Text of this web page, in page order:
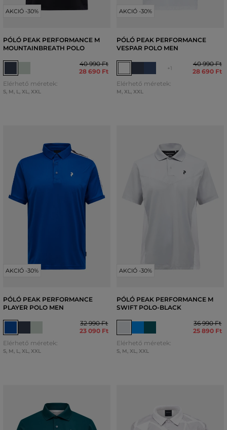
AKCIÓ -30%
PÓLÓ PEAK PERFORMANCE M
MOUNTAINBREATH POLO
40 990 Ft
28 690 Ft
Elérhető méretek:
S, M, L, XL, XXL
AKCIÓ -30%
PÓLÓ PEAK PERFORMANCE
VESPAR POLO MEN
+1
40 990 Ft
28 690 Ft
Elérhető méretek:
M, XL, XXL
AKCIÓ -30%
PÓLÓ PEAK PERFORMANCE
PLAYER POLO MEN
32 990 Ft
23 090 Ft
Elérhető méretek:
S, M, L, XL, XXL
AKCIÓ -30%
PÓLÓ PEAK PERFORMANCE M
SWIFT POLO-BLACK
36 990 Ft
25 890 Ft
Elérhető méretek:
S, M, XL, XXL